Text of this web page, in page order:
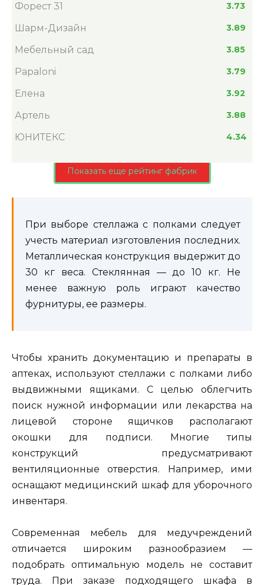
Форест 31 3.73
Шарм-Дизайн 3.89
Мебельный сад 3.85
Papaloni 3.79
Елена 3.92
Артель 3.88
ЮНИТЕКС 4.34
Показать еще рейтинг фабрик
При выборе стеллажа с полками следует
учесть материал изготовления последних.
Металлическая конструкция выдержит до
30 кг веса. Стеклянная — до 10 кг. Не
менее важную роль играют качество
фурнитуры, ее размеры.
Чтобы хранить документацию и препараты в
аптеках, используют стеллажи с полками либо
выдвижными ящиками. С целью облегчить
поиск нужной информации или лекарства на
лицевой стороне ящичков располагают
окошки для подписи. Многие типы
конструкций предусматривают
вентиляционные отверстия. Например, ими
оснащают медицинский шкаф для уборочного
инвентаря.
Современная мебель для медучреждений
отличается широким разнообразием —
подобрать оптимальную модель не составит
труда. При заказе подходящего шкафа в